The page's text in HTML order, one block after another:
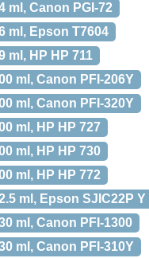
ml, Canon PGI-72
ml, Epson T7604
ml, HP HP 711
ml, Canon PFI-206Y
ml, Canon PFI-320Y
ml, HP HP 727
ml, HP HP 730
ml, HP HP 772
ml, Epson SJIC22P Y
ml, Canon PFI-1300
ml, Canon PFI-310Y